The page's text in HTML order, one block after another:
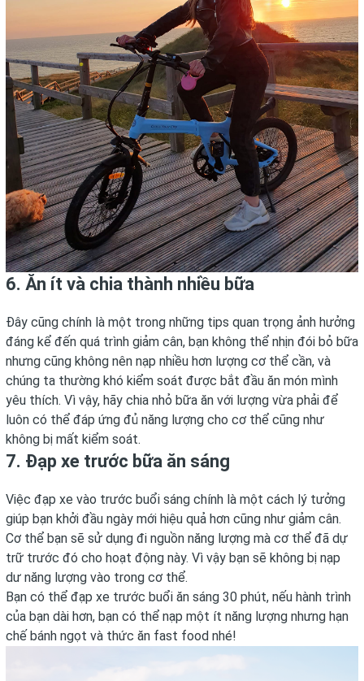
6. Ăn ít và chia thành nhiều bữa
Đây cũng chính là một trong những tips quan trọng ảnh hưởng
đáng kể đến quá trình giảm cân, bạn không thể nhịn đói bỏ bữa
nhưng cũng không nên nạp nhiều hơn lượng cơ thể cần, và
chúng ta thường khó kiểm soát được bắt đầu ăn món mình
yêu thích. Vì vậy, hãy chia nhỏ bữa ăn với lượng vừa phải để
luôn có thể đáp ứng đủ năng lượng cho cơ thể cũng như
không bị mất kiểm soát.
7. Đạp xe trước bữa ăn sáng
Việc đạp xe vào trước buổi sáng chính là một cách lý tưởng
giúp bạn khởi đầu ngày mới hiệu quả hơn cũng như giảm cân.
Cơ thể bạn sẽ sử dụng đi nguồn năng lượng mà cơ thể đã dự
trữ trước đó cho hoạt động này. Vì vậy bạn sẽ không bị nạp
dư năng lượng vào trong cơ thể.
Bạn có thể đạp xe trước buổi ăn sáng 30 phút, nếu hành trình
của bạn dài hơn, bạn có thể nạp một ít năng lượng nhưng hạn
chế bánh ngọt và thức ăn fast food nhé!